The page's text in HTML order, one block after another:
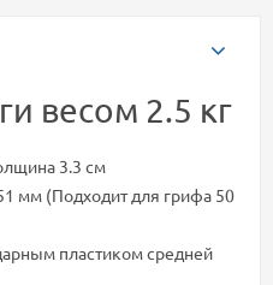
весом 2.5 кг
3.3 см
мм (Подходит для грифа 50
пластиком средней